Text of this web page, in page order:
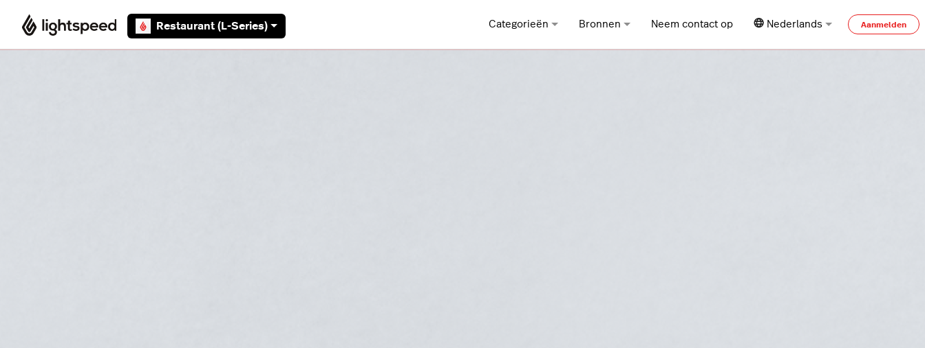
Restaurant (L-Series)
Categorieën Bronnen Neem contact op Nederlands Aanmelden